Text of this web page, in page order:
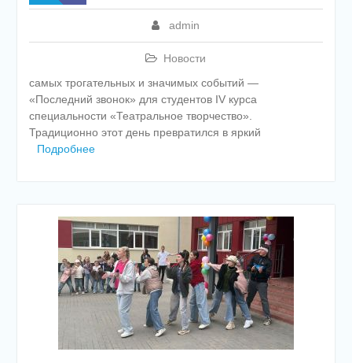
admin
Новости
самых трогательных и значимых событий —
«Последний звонок» для студентов IV курса
специальности «Театральное творчество».
Традиционно этот день превратился в яркий
Подробнее